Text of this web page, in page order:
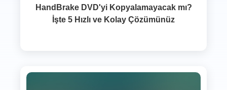
HandBrake DVD'yi Kopyalamayacak mı?
İşte 5 Hızlı ve Kolay Çözümünüz